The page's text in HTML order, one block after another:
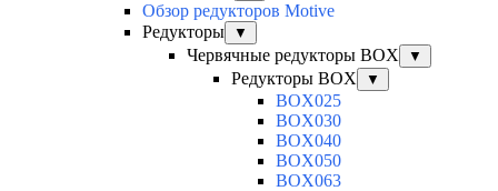
Обзор редукторов Motive
Редукторы
▼
Червячные редукторы BOX ▼
Редукторы BOX ▼
BOX025
BOX030
BOX040
BOX050
BOX063